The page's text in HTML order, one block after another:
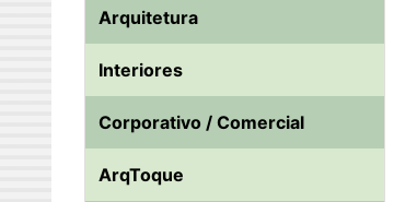
Arquitetura
Interiores
Corporativo / Comercial
ArqToque